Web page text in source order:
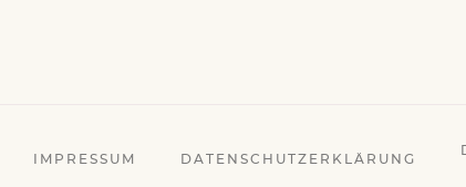
IMPRESSUM DATENSCHUTZERKLÄRUNG